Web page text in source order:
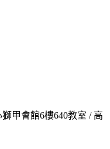
甲會館6樓640教室 / 高